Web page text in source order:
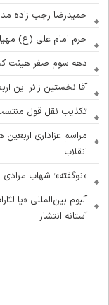
حمیدرضا رجب زاده
حرم امام علی (ع)
دهه سوم صفر هیئت
آقا نخستین زائر این
تکذیب نقل قول منتسب
مراسم عزاداری
انقلاب
«نوگفته»؛ شهاب مرادی
آلبوم بین‌المللی «یا
آستانه انتشار